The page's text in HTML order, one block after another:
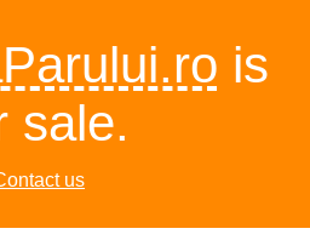
is
sale.
us